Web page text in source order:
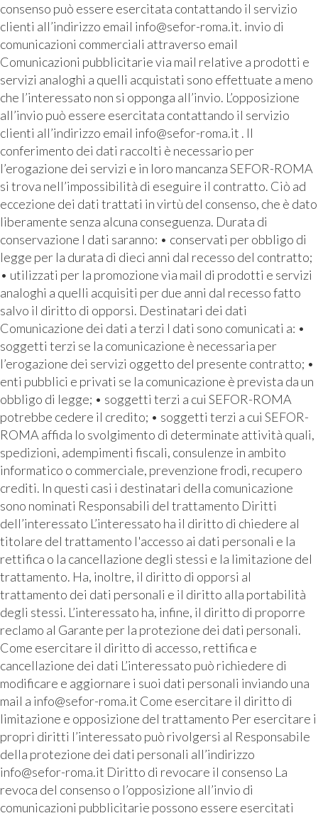
consenso può essere esercitata contattando il servizio
clienti all’indirizzo email info@sefor-roma.it. invio di
comunicazioni commerciali attraverso email
Comunicazioni pubblicitarie via mail relative a prodotti e
servizi analoghi a quelli acquistati sono effettuate a meno
che l’interessato non si opponga all’invio. L’opposizione
all’invio può essere esercitata contattando il servizio
clienti all’indirizzo email info@sefor-roma.it . Il
conferimento dei dati raccolti è necessario per
l’erogazione dei servizi e in loro mancanza SEFOR-ROMA
si trova nell’impossibilità di eseguire il contratto. Ciò ad
eccezione dei dati trattati in virtù del consenso, che è dato
liberamente senza alcuna conseguenza. Durata di
conservazione I dati saranno: • conservati per obbligo di
legge per la durata di dieci anni dal recesso del contratto;
• utilizzati per la promozione via mail di prodotti e servizi
analoghi a quelli acquisiti per due anni dal recesso fatto
salvo il diritto di opporsi. Destinatari dei dati
Comunicazione dei dati a terzi I dati sono comunicati a: •
soggetti terzi se la comunicazione è necessaria per
l’erogazione dei servizi oggetto del presente contratto; •
enti pubblici e privati se la comunicazione è prevista da un
obbligo di legge; • soggetti terzi a cui SEFOR-ROMA
potrebbe cedere il credito; • soggetti terzi a cui SEFOR-
ROMA affida lo svolgimento di determinate attività quali,
spedizioni, adempimenti fiscali, consulenze in ambito
informatico o commerciale, prevenzione frodi, recupero
crediti. In questi casi i destinatari della comunicazione
sono nominati Responsabili del trattamento Diritti
dell’interessato L’interessato ha il diritto di chiedere al
titolare del trattamento l'accesso ai dati personali e la
rettifica o la cancellazione degli stessi e la limitazione del
trattamento. Ha, inoltre, il diritto di opporsi al
trattamento dei dati personali e il diritto alla portabilità
degli stessi. L’interessato ha, infine, il diritto di proporre
reclamo al Garante per la protezione dei dati personali.
Come esercitare il diritto di accesso, rettifica e
cancellazione dei dati L’interessato può richiedere di
modificare e aggiornare i suoi dati personali inviando una
mail a info@sefor-roma.it Come esercitare il diritto di
limitazione e opposizione del trattamento Per esercitare i
propri diritti l’interessato può rivolgersi al Responsabile
della protezione dei dati personali all’indirizzo
info@sefor-roma.it Diritto di revocare il consenso La
revoca del consenso o l’opposizione all’invio di
comunicazioni pubblicitarie possono essere esercitati